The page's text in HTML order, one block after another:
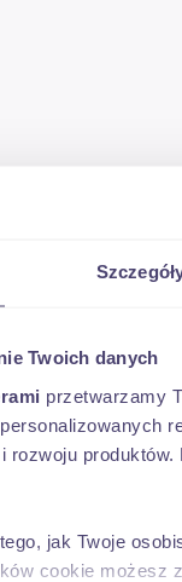
Twoich danych
przetwarzamy
rozwoju
jak Twoje
cookie możesz